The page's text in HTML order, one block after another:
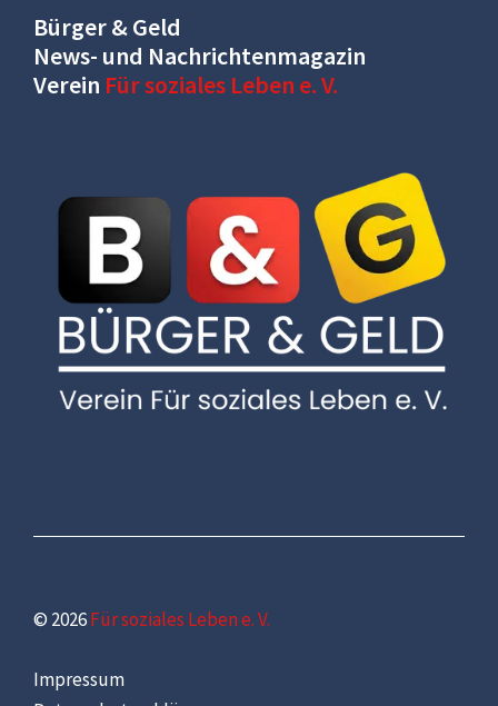
Bürger & Geld
News- und Nachrichtenmagazin
Verein Für soziales Leben e. V.
© 2026Für soziales Leben e. V.
Impressum